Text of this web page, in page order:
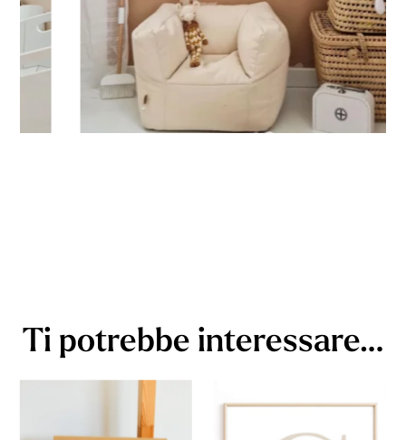
Ti potrebbe interessare…